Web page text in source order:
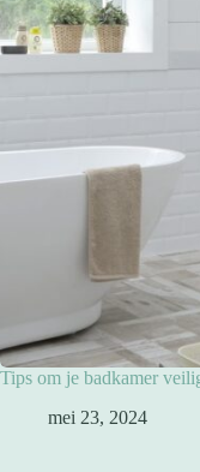
Tips om je badkamer
mei 23, 2024